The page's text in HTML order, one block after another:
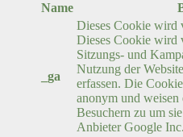
Name
_ga
Dieses Cookie wird
Dieses Cookie wird
Sitzungs- und
Nutzung der
erfassen. Die
anonym und
Besuchern zu um
Anbieter Google Inc.